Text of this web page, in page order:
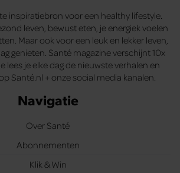
inspiratiebron voor een healthy lifestyle.
leven, bewust eten, je energiek voelen
Maar ook voor een leuk en lekker leven,
genieten. Santé magazine verschijnt 10x
lees je elke dag de nieuwste verhalen en
Santé.nl + onze social media kanalen.
Navigatie
Over Santé
Abonnementen
Klik & Win